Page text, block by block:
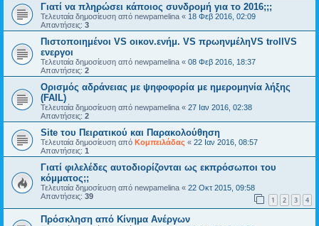
Γιατί να πληρώσει κάποιος συνδρομή για το 2016;;;
Τελευταία δημοσίευση από newpamelina « 18 Φεβ 2016, 02:09
Απαντήσεις: 3
Πιστοποιημένοι VS οικον.ενήμ. VS πρωηνμέληVS trollVS
ενεργοι
Τελευταία δημοσίευση από newpamelina « 08 Φεβ 2016, 18:37
Απαντήσεις: 2
Ορισμός αδράνειας με ψηφοφορία με ημερομηνία λήξης
(FAIL)
Τελευταία δημοσίευση από newpamelina « 27 Ιαν 2016, 02:38
Απαντήσεις: 2
Site του Πειρατικού και Παρακολούθηση
Τελευταία δημοσίευση από Κομπειλάδας « 22 Ιαν 2016, 08:57
Απαντήσεις: 1
Γιατί φιλελέδες αυτοδιορίζονται ως εκπρόσωποι του
κόμματος;;
Τελευταία δημοσίευση από newpamelina « 22 Οκτ 2015, 09:58
Απαντήσεις: 39 1 2 3 4
Πρόσκληση από Κίνημα Ανέργων